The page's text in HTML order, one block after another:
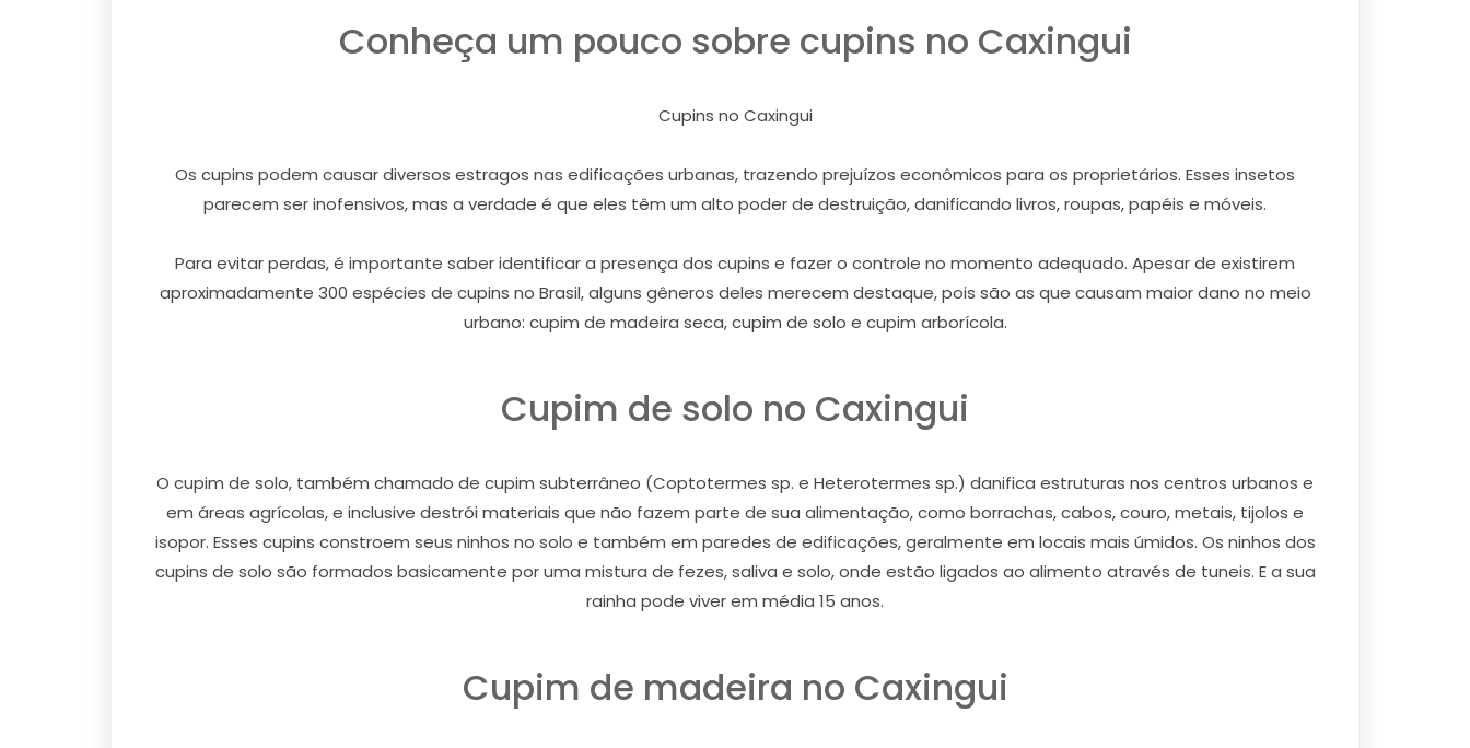
Conheça um pouco sobre cupins no Caxingui
Cupins no Caxingui
Os cupins podem causar diversos estragos nas edificações urbanas, trazendo prejuízos econômicos para os proprietários. Esses insetos
parecem ser inofensivos, mas a verdade é que eles têm um alto poder de destruição, danificando livros, roupas, papéis e móveis.
Para evitar perdas, é importante saber identificar a presença dos cupins e fazer o controle no momento adequado. Apesar de existirem
aproximadamente 300 espécies de cupins no Brasil, alguns gêneros deles merecem destaque, pois são as que causam maior dano no meio
urbano: cupim de madeira seca, cupim de solo e cupim arborícola.
Cupim de solo no Caxingui
O cupim de solo, também chamado de cupim subterrâneo (Coptotermes sp. e Heterotermes sp.) danifica estruturas nos centros urbanos e
em áreas agrícolas, e inclusive destrói materiais que não fazem parte de sua alimentação, como borrachas, cabos, couro, metais, tijolos e
isopor. Esses cupins constroem seus ninhos no solo e também em paredes de edificações, geralmente em locais mais úmidos. Os ninhos dos
cupins de solo são formados basicamente por uma mistura de fezes, saliva e solo, onde estão ligados ao alimento através de tuneis. E a sua
rainha pode viver em média 15 anos.
Cupim de madeira no Caxingui